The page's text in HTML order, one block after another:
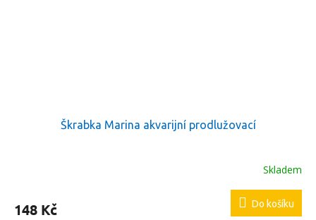
Škrabka Marina akvarijní prodlužovací
Skladem
148 Kč Do košíku